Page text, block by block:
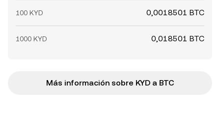
100 KYD 0,0018501 BTC
1000 KYD 0,018501 BTC
Más información sobre KYD a BTC